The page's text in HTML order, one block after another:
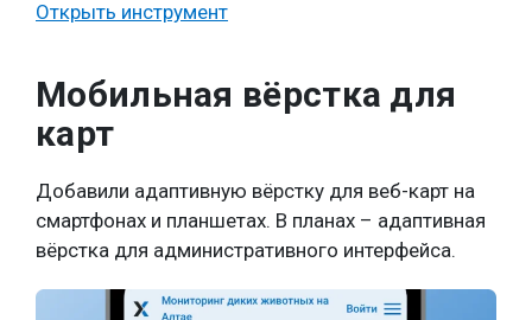
Открыть инструмент
Мобильная вёрстка для
карт
Добавили адаптивную вёрстку для веб-карт на
смартфонах и планшетах. В планах – адаптивная
вёрстка для административного интерфейса.